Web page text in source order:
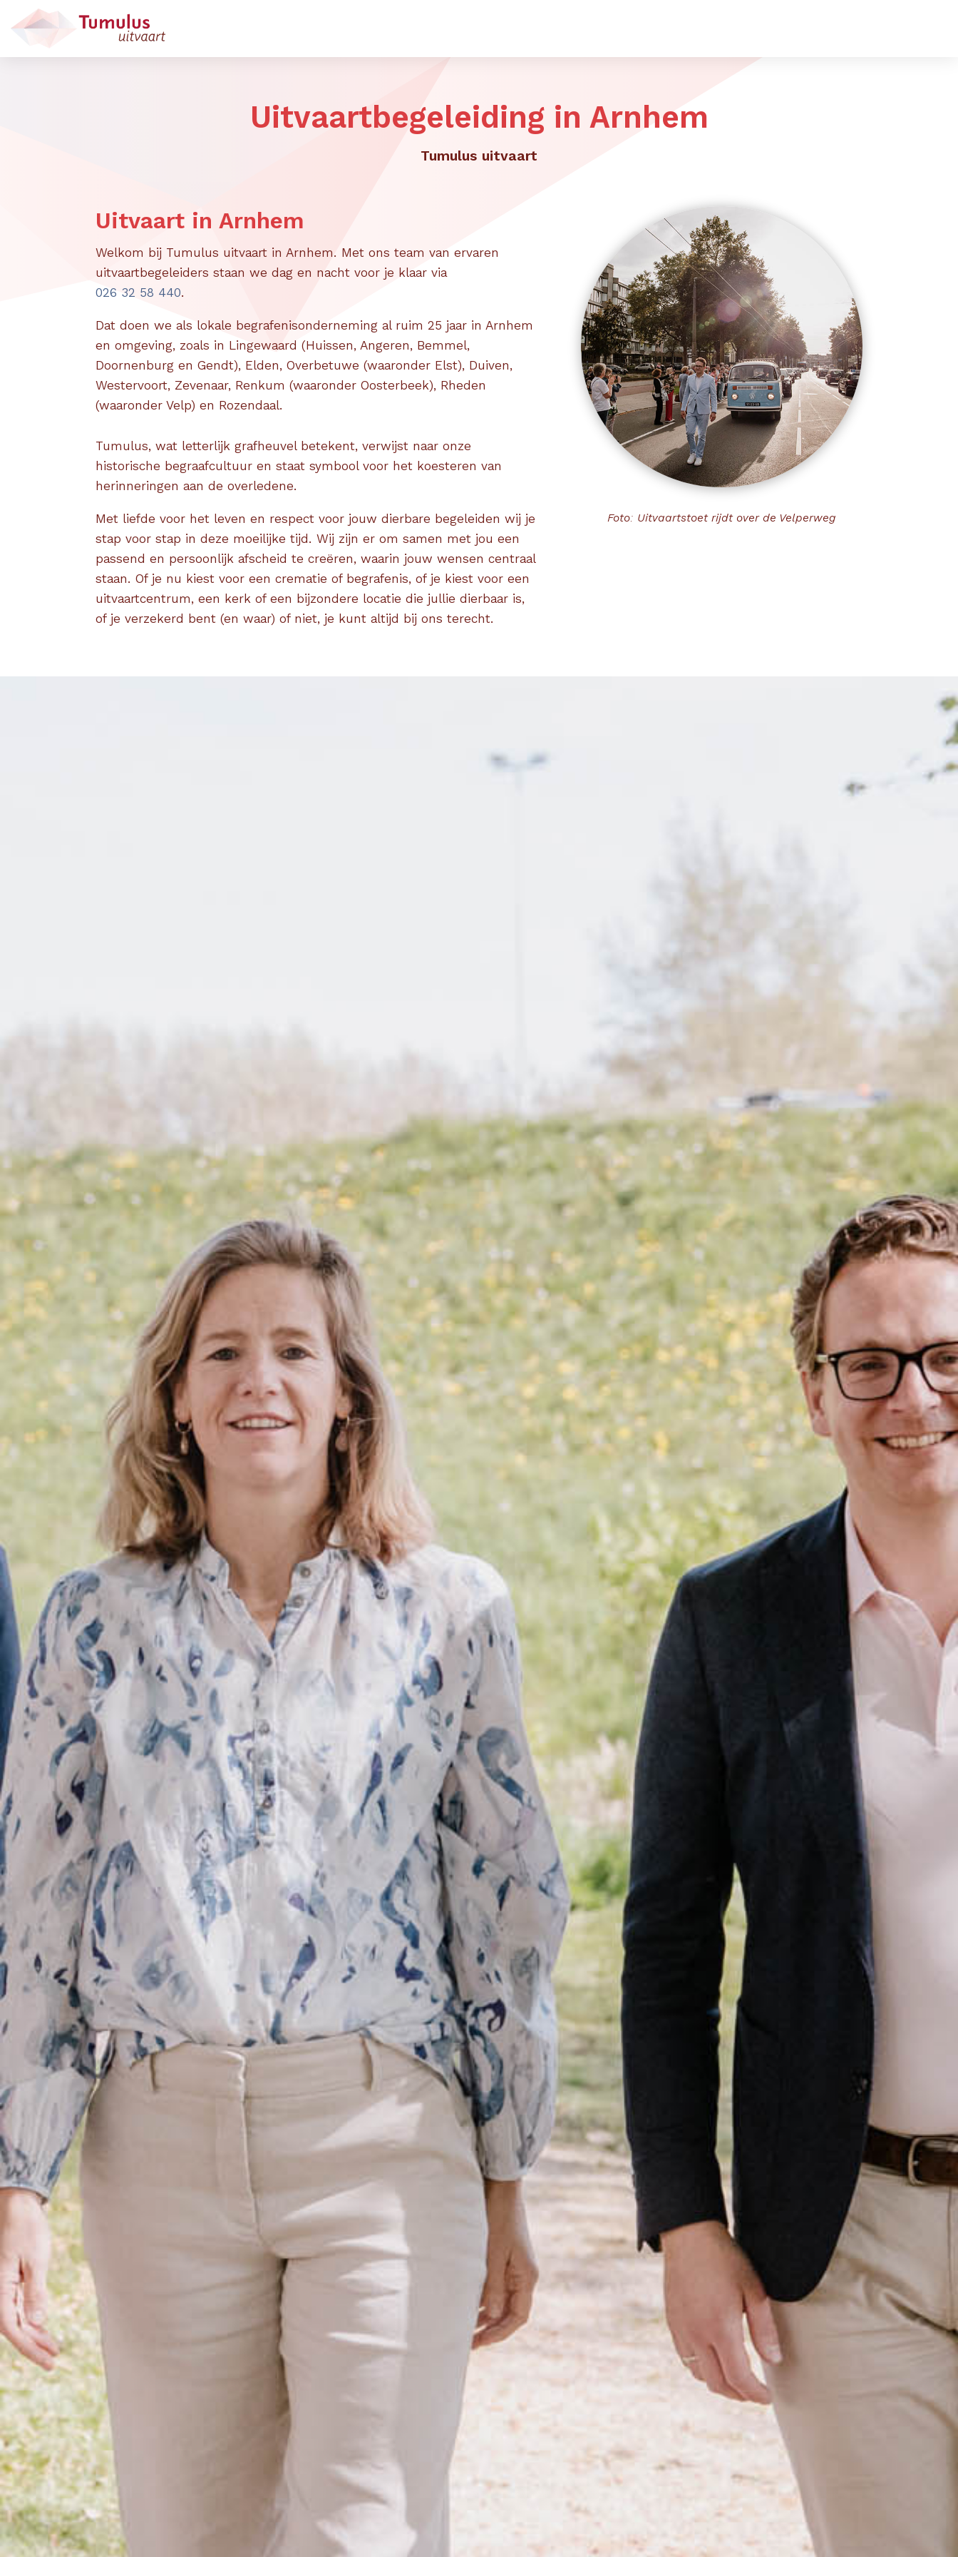
Uitvaartbegeleiding in Arnhem
Tumulus uitvaart
Uitvaart in Arnhem
Welkom bij Tumulus uitvaart in Arnhem. Met ons team van ervaren
uitvaartbegeleiders staan we dag en nacht voor je klaar via
026 32 58 440.
Dat doen we als lokale begrafenisonderneming al ruim 25 jaar in Arnhem
en omgeving, zoals in Lingewaard (Huissen, Angeren, Bemmel,
Doornenburg en Gendt), Elden, Overbetuwe (waaronder Elst), Duiven,
Westervoort, Zevenaar, Renkum (waaronder Oosterbeek), Rheden
(waaronder Velp) en Rozendaal.
Tumulus, wat letterlijk grafheuvel betekent, verwijst naar onze
historische begraafcultuur en staat symbool voor het koesteren van
herinneringen aan de overledene.
Met liefde voor het leven en respect voor jouw dierbare begeleiden wij je
stap voor stap in deze moeilijke tijd. Wij zijn er om samen met jou een
passend en persoonlijk afscheid te creëren, waarin jouw wensen centraal
staan. Of je nu kiest voor een crematie of begrafenis, of je kiest voor een
uitvaartcentrum, een kerk of een bijzondere locatie die jullie dierbaar is,
of je verzekerd bent (en waar) of niet, je kunt altijd bij ons terecht.
Foto: Uitvaartstoet rijdt over de Velperweg